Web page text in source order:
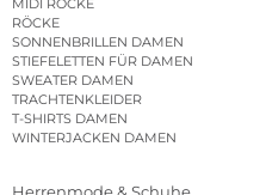
MIDI RÖCKE
RÖCKE
SONNENBRILLEN DAMEN
STIEFELETTEN FÜR DAMEN
SWEATER DAMEN
TRACHTENKLEIDER
T-SHIRTS DAMEN
WINTERJACKEN DAMEN
Herrenmode & Schuhe